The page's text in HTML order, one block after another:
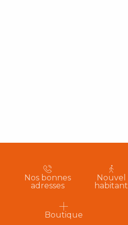
Nos bonnes
adresses
Nouvel
habitant
Boutique